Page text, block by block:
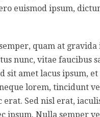
euismod ipsum,
quam at
nunc, vitae faucibus
sit amet lacus ipsum,
lorem, tincidunt
Sed nisl erat,
ipsum. Nulla semper